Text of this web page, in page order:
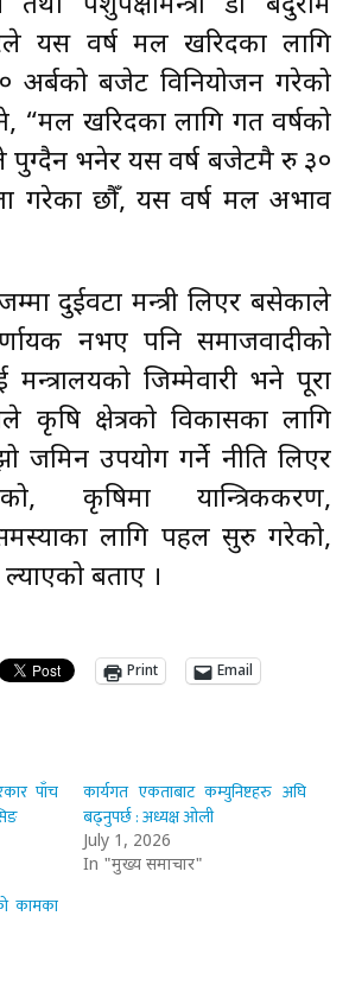
तथा पशुपक्षीमन्त्री डा बेदुराम
यस वर्ष मल खरिदका लागि
अर्बको बजेट विनियोजन गरेको
“मल खरिदका लागि गत वर्षको
पुग्दैन भनेर यस वर्ष बजेटमै रु ३०
गरेका छौँ, यस वर्ष मल अभाव
दुईवटा मन्त्री लिएर बसेकाले
नभए पनि समाजवादीको
जिम्मेवारी भने पूरा
कृषि क्षेत्रको विकासका लागि
जमिन उपयोग गर्ने नीति लिएर
कृषिमा यान्त्रिकीकरण,
लागि पहल सुरु गरेको,
बताए ।
Print Email
पाँच
कार्यगत एकताबाट कम्युनिष्टहरु अघि
बढ्नुपर्छ : अध्यक्ष ओली
July 1, 2026
In "मुख्य समाचार"
कामका